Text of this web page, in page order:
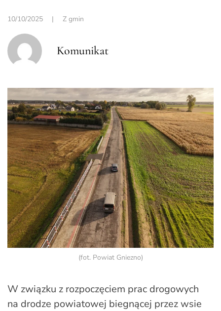
10/10/2025 | Z gmin
Komunikat
(fot. Powiat Gniezno)
W związku z rozpoczęciem prac drogowych
na drodze powiatowej biegnącej przez wsie